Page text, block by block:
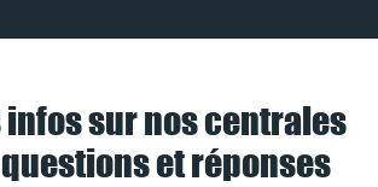
infos sur nos centrales
et réponses